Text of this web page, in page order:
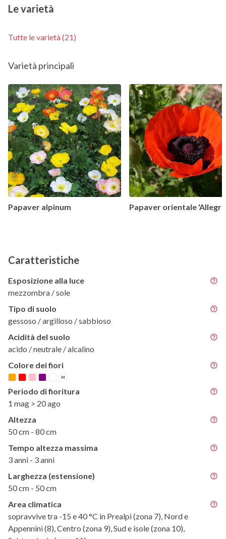
Le varietà
Tutte le varietà (21)
Varietà principali
Papaver alpinum Papaver orientale
Caratteristiche
Esposizione alla luce
mezzombra / sole
Tipo di suolo
gessoso / argilloso / sabbioso
Acidità del suolo
acido / neutrale / alcalino
Colore dei fiori
M
Periodo di fioritura
1 mag > 20 ago
Altezza
50 cm - 80 cm
Tempo altezza massima
3 anni - 3 anni
Larghezza (estensione)
50 cm - 50 cm
Area climatica
sopravvive tra -15 e 40 °C in Prealpi (zona 7), Nord e
Appennini (8), Centro (zona 9), Sud e isole (zona 10),